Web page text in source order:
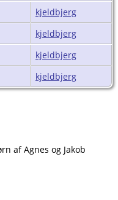
kjeldbjerg
kjeldbjerg
kjeldbjerg
kjeldbjerg
af Agnes og Jakob